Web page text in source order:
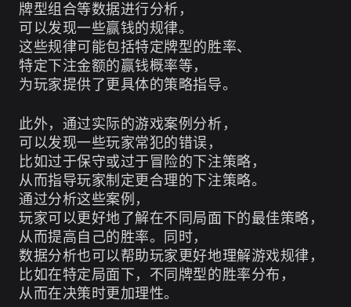
牌型组合等数据进行分析，
可以发现一些赢钱的规律。
这些规律可能包括特定牌型的胜率、
特定下注金额的赢钱概率等，
为玩家提供了更具体的策略指导。
此外，通过实际的游戏案例分析，
可以发现一些玩家常犯的错误，
比如过于保守或过于冒险的下注策略，
从而指导玩家制定更合理的下注策略。
通过分析这些案例，
玩家可以更好地了解在不同局面下的最佳策略，
从而提高自己的胜率。同时，
数据分析也可以帮助玩家更好地理解游戏规律，
比如在特定局面下，不同牌型的胜率分布，
从而在决策时更加理性。